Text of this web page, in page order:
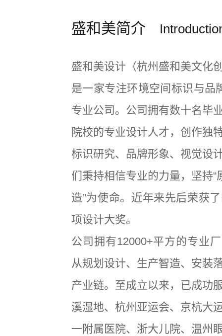
盛和美简介
盛和美设计（杭州盛和美文化
是一家专注环境空间标识与品
专业公司。公司拥有数十名毕
院校的专业设计人才，创作独
标识研究、品牌形象、视觉设
们秉持相信专业的力量，坚持“
造”为使命。近年来先后荣获
项设计大奖。
公司拥有12000+平方的专业
从规划设计、生产智造、安装
产业链。至成立以来，已成功
溪湿地、杭州亚运会、京杭大
一附属医院、浙大儿院、温州